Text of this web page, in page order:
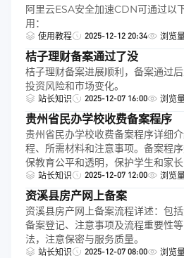
阿里云ESA安全加速CDN可通过以
用：
使用教程 2025-12-12 20:34 浏览
桔子理财备案通过了没
桔子理财备案进展顺利，备案通过
投资风险和市场变化。
站长知识 2025-12-07 16:00 浏览
贵州省民办学校收费备案程序
贵州省民办学校收费备案程序详细
程、所需材料和注意事项。备案程
保教育公平和透明，保护学生和家长
站长知识 2025-12-07 12:00 浏览
资溪县房产网上备案
资溪县房产网上备案流程详述：包括
备案登记、注意事项及流程重要性
法，注意保密与服务质量。
站长知识 2025-12-07 08:00 浏览